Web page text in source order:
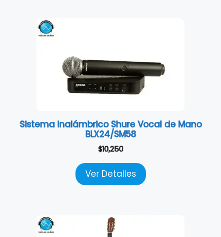
Sistema Inalámbrico Shure Vocal de Mano
BLX24/SM58
$10,250
Ver Detalles